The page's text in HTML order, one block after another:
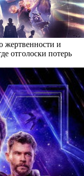
жертвенности и
отголоски потерь